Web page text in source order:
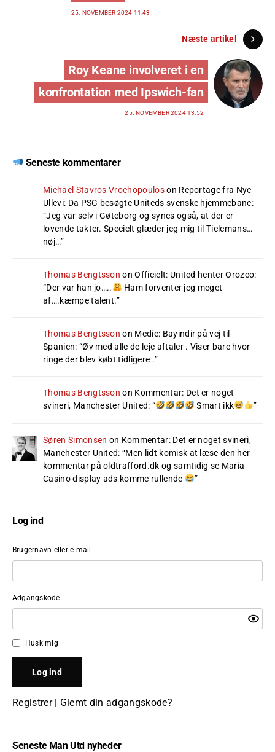
25. NOVEMBER 2024 11:43
Næste artikel
Roy Keane involveret i en
konfrontation med Ipswich-fan
25. NOVEMBER 2024 13:52
Seneste kommentarer
Michael Stavros Vrochopouloson Reportage fra Nye
Ullevi: Da PSG besøgte Uniteds svenske hjemmebane:
“Jeg var selv i Gøteborg og synes også, at der er
lovende takter. Specielt glæder jeg mig til Tielemans…
nøj…”
Thomas Bengtsson onOfficielt: United henter Orozco:
“Der var han jo…..
Ham forventer jeg meget
af….kæmpe talent.”
Thomas Bengtsson on Medie: Bayindir på vej til
Spanien: “Øv med alle de leje aftaler . Viser bare hvor
ringe der blev købt tidligere .”
Thomas Bengtsson on Kommentar: Det er noget
svineri, Manchester United: “ Smart ikk ”
Søren Simonsen on Kommentar: Det er noget svineri,
Manchester United: “Men lidt komisk at læse den her
kommentar på oldtrafford.dk og samtidig se Maria
Casino display ads komme rullende
”
Log ind
Brugernavn eller e-mail
Adgangskode
Husk mig
Registrer| Glemt din adgangskode?
Seneste Man Utd nyheder